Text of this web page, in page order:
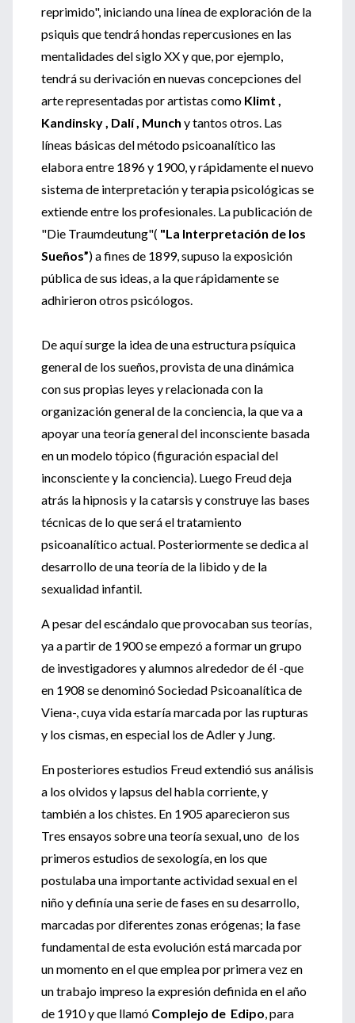
reprimido", iniciando una línea de exploración de la
psiquis que tendrá hondas repercusiones en las
mentalidades del siglo XX y que, por ejemplo,
tendrá su derivación en nuevas concepciones del
arte representadas por artistas como Klimt ,
Kandinsky , Dalí , Munch y tantos otros. Las
líneas básicas del método psicoanalítico las
elabora entre 1896 y 1900, y rápidamente el nuevo
sistema de interpretación y terapia psicológicas se
extiende entre los profesionales. La publicación de
"Die Traumdeutung"( "La Interpretación de los
Sueños”) a fines de 1899, supuso la exposición
pública de sus ideas, a la que rápidamente se
adhirieron otros psicólogos.
De aquí surge la idea de una estructura psíquica
general de los sueños, provista de una dinámica
con sus propias leyes y relacionada con la
organización general de la conciencia, la que va a
apoyar una teoría general del inconsciente basada
en un modelo tópico (figuración espacial del
inconsciente y la conciencia). Luego Freud deja
atrás la hipnosis y la catarsis y construye las bases
técnicas de lo que será el tratamiento
psicoanalítico actual. Posteriormente se dedica al
desarrollo de una teoría de la libido y de la
sexualidad infantil.
A pesar del escándalo que provocaban sus teorías,
ya a partir de 1900 se empezó a formar un grupo
de investigadores y alumnos alrededor de él -que
en 1908 se denominó Sociedad Psicoanalítica de
Viena-, cuya vida estaría marcada por las rupturas
y los cismas, en especial los de Adler y Jung.
En posteriores estudios Freud extendió sus análisis
a los olvidos y lapsus del habla corriente, y
también a los chistes. En 1905 aparecieron sus
Tres ensayos sobre una teoría sexual, uno de los
primeros estudios de sexología, en los que
postulaba una importante actividad sexual en el
niño y definía una serie de fases en su desarrollo,
marcadas por diferentes zonas erógenas; la fase
fundamental de esta evolución está marcada por
un momento en el que emplea por primera vez en
un trabajo impreso la expresión definida en el año
de 1910 y que llamó Complejo de Edipo, para